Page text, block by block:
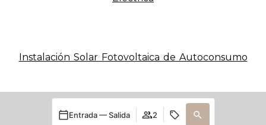
Instalación Solar Fotovoltaica de Autoconsumo
Entrada — Salida 2